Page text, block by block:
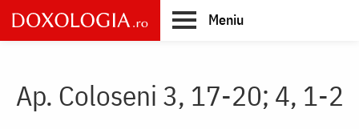
Skip
to
main
Meniu
Ap. Coloseni 3, 17-20; 4, 1-2